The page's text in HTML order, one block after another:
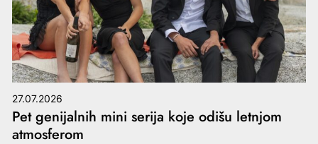
27.07.2026
Pet genijalnih mini serija koje odišu letnjom
atmosferom